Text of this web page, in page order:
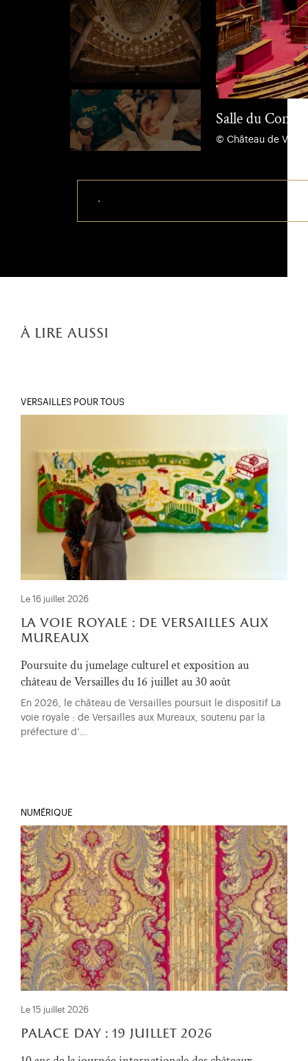
Salle du
© Château de
à lire aussi
VERSAILLES POUR TOUS
Le 16 juillet 2026
la voie royale : de versailles aux
mureaux
Poursuite du jumelage culturel et exposition au
château de Versailles du 16 juillet au 30 août
En 2026, le château de Versailles poursuit le dispositif La
voie royale : de Versailles aux Mureaux, soutenu par la
préfecture d’…
NUMÉRIQUE
Le 15 juillet 2026
palace day : 19 juillet 2026